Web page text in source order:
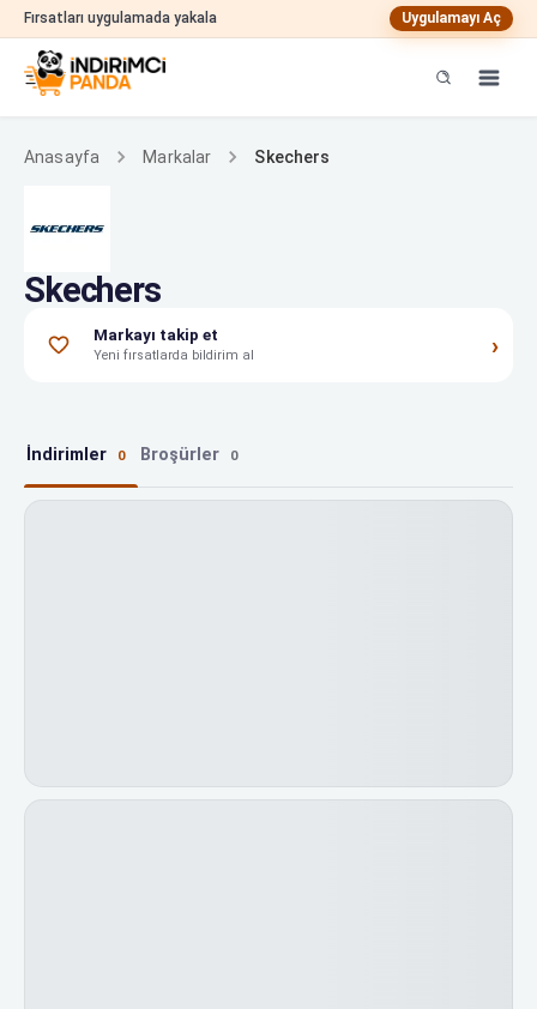
Fırsatları uygulamada yakala Uygulamayı Aç
Anasayfa Markalar Skechers
Skechers
Markayı takip et
Yeni fırsatlarda bildirim al ›
İndirimler 0 Broşürler 0
Skechers indirimleri